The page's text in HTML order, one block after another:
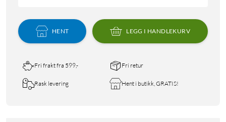
HENT LEGG I HANDLEKURV
Fri frakt fra 599,- Fri retur
Rask levering Hent i butikk, GRATIS!